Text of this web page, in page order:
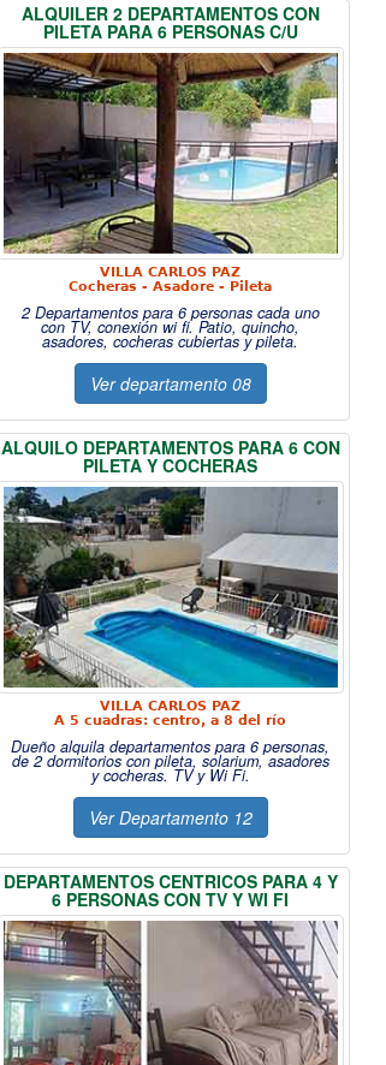
ALQUILER 2 DEPARTAMENTOS CON
PILETA PARA 6 PERSONAS C/U
VILLA CARLOS PAZ
Cocheras - Asadore - Pileta
2 Departamentos para 6 personas cada uno
con TV, conexión wi fi. Patio, quincho,
asadores, cocheras cubiertas y pileta.
Ver departamento 08
ALQUILO DEPARTAMENTOS PARA 6 CON
PILETA Y COCHERAS
VILLA CARLOS PAZ
A 5 cuadras: centro, a 8 del río
Dueño alquila departamentos para 6 personas,
de 2 dormitorios con pileta, solarium, asadores
y cocheras. TV y Wi Fi.
Ver Departamento 12
DEPARTAMENTOS CENTRICOS PARA 4 Y
6 PERSONAS CON TV Y WI FI